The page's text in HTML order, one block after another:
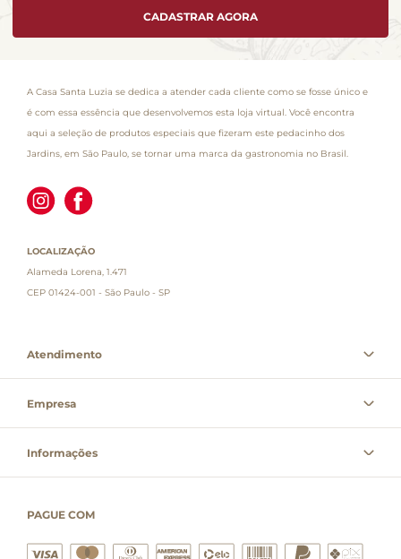
CADASTRAR AGORA
A Casa Santa Luzia se dedica a atender cada cliente como se fosse único e
é com essa essência que desenvolvemos esta loja virtual. Você encontra
aqui a seleção de produtos especiais que fizeram este pedacinho dos
Jardins, em São Paulo, se tornar uma marca da gastronomia no Brasil.
LOCALIZAÇÃO
Alameda Lorena, 1.471
CEP 01424-001 - São Paulo - SP
Atendimento
Empresa
Informações
PAGUE COM